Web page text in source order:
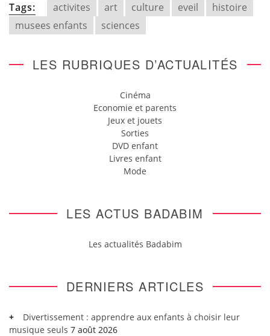
Tags: activites art culture eveil
histoire
musees enfants
sciences
LES RUBRIQUES D’ACTUALITÉS
Cinéma
Economie et parents
Jeux et jouets
Sorties
DVD enfant
Livres enfant
Mode
LES ACTUS BADABIM
Les actualités Badabim
DERNIERS ARTICLES
Divertissement : apprendre aux enfants à choisir leur
musique seuls 7 août 2026